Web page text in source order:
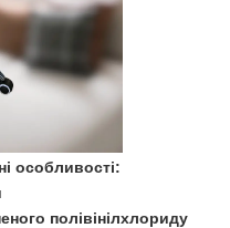
особливості:
полівінілхлориду